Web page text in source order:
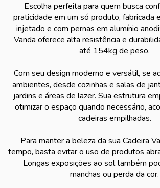
Escolha perfeita para quem busca
praticidade em um só produto, fabricada
injetado e com pernas em alumínio
Vanda oferece alta resistência e
até 154kg de peso.
Com seu design moderno e versátil, se
ambientes, desde cozinhas e salas de
jardins e áreas de lazer. Sua estrutura
otimizar o espaço quando necessário,
cadeiras empilhadas.
Para manter a beleza da sua Cadeira
tempo, basta evitar o uso de produtos
Longas exposições ao sol também
manchas ou perda da cor.